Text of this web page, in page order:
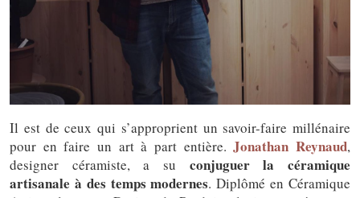
Il est de ceux qui s’approprient un savoir-faire millénaire
pour en faire un art à part entière.Jonathan Reynaud,
designer céramiste, a su conjuguer la céramique
artisanale à des temps modernes. Diplômé en Céramique